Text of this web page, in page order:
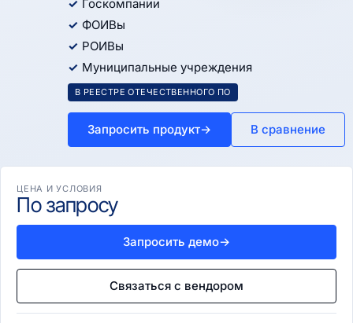
Госкомпании
ФОИВы
РОИВы
Муниципальные учреждения
В РЕЕСТРЕ ОТЕЧЕСТВЕННОГО ПО
Запросить продукт→ В сравнение
ЦЕНА И УСЛОВИЯ
По запросу
Запросить демо→
Связаться с вендором